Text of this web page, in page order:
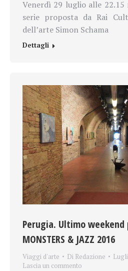
Venerdì 29 luglio alle
serie proposta da Rai
dell’arte Simon Schama
Dettagli
Perugia. Ultimo weekend
MONSTERS & JAZZ 2016
Viaggi d'arte Di Redazione
Lascia un commento